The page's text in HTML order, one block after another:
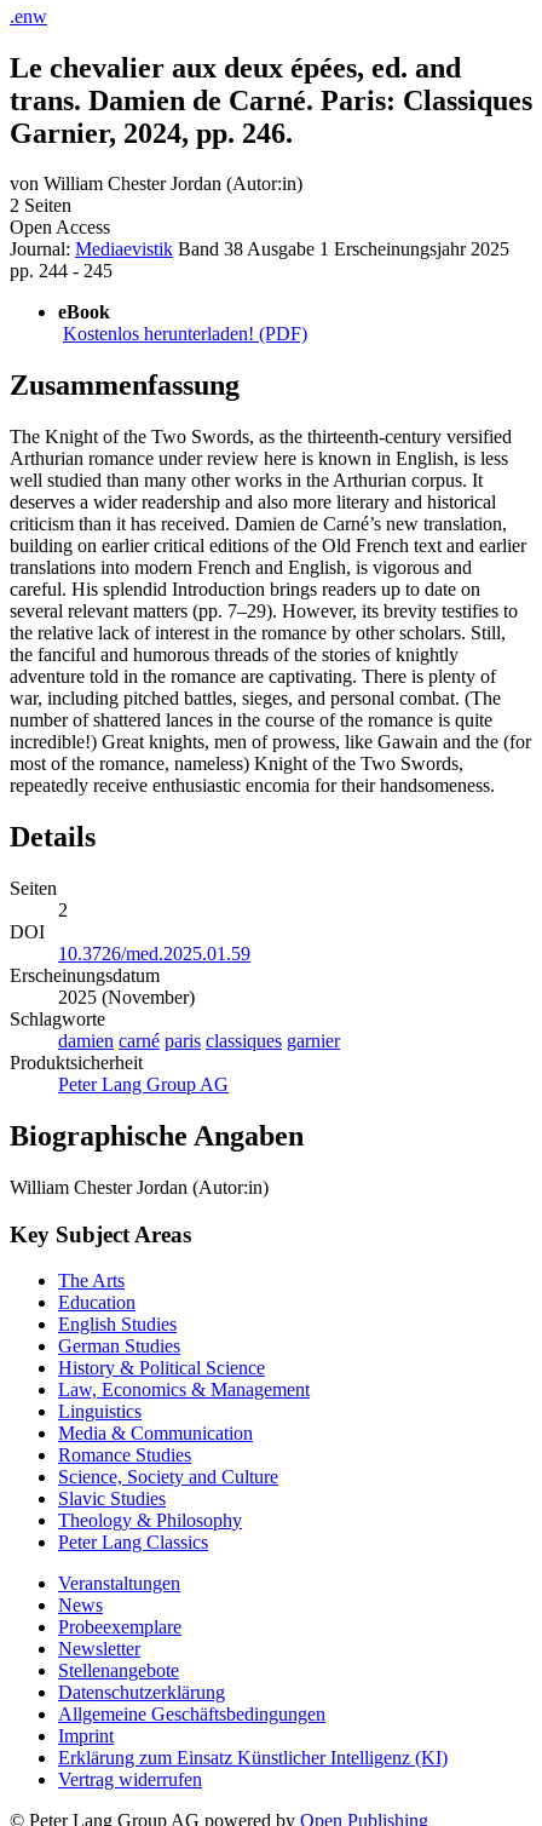
Le chevalier aux deux épées, ed. and
trans. Damien de Carné. Paris: Classiques
Garnier, 2024, pp. 246.
vonWilliam Chester Jordan (Autor:in)
2 Seiten
Open Access
Journal:Mediaevistik
eBook
Zusammenfassung
The Knight of the Two Swords, as the thirteenth-century versified
Arthurian romance under review here is known in English, is less
well studied than many other works in the Arthurian corpus. It
deserves a wider readership and also more literary and historical
criticism than it has received. Damien de Carné’s new translation,
building on earlier critical editions of the Old French text and earlier
translations into modern French and English, is vigorous and
careful. His splendid Introduction brings readers up to date on
several relevant matters (pp. 7–29). However, its brevity testifies to
the relative lack of interest in the romance by other scholars. Still,
the fanciful and humorous threads of the stories of knightly
adventure told in the romance are captivating. There is plenty of
war, including pitched battles, sieges, and personal combat. (The
number of shattered lances in the course of the romance is quite
incredible!) Great knights, men of prowess, like Gawain and the (for
most of the romance, nameless) Knight of the Two Swords,
10.3726/med.2025.01.59
Erscheinungsdatum
2025 (November)
Schlagworte
damien carné
Produktsicherheit
Biographische Angaben
Key Subject Areas
The Arts
Education
English Studies
German Studies
History & Political Science
Law, Economics & Management
Linguistics
Media & Communication
Romance Studies
Science, Society and Culture
Slavic Studies
Theology & Philosophy
Veranstaltungen
News
Probeexemplare
Newsletter
Stellenangebote
Datenschutzerklärung
Allgemeine Geschäftsbedingungen
Imprint
Erklärung zum Einsatz Künstlicher Intelligenz (KI)